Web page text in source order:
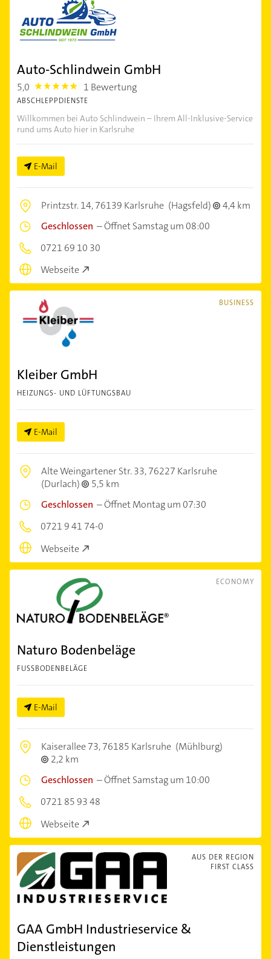
Auto-Schlindwein GmbH
5,0 5.0 1 Bewertung
ABSCHLEPPDIENSTE
Willkommen bei Auto Schlindwein – Ihrem All-Inklusive-Service
rund ums Auto hier in Karlsruhe
E-Mail
Printzstr. 14,76139 Karlsruhe (Hagsfeld)
4,4 km
Geschlossen –Öffnet Samstag um 08:00
0721 69 10 30
Webseite
BUSINESS
Kleiber GmbH
HEIZUNGS- UND LÜFTUNGSBAU
E-Mail
Alte Weingartener Str. 33,76227 Karlsruhe
(Durlach)
5,5 km
Geschlossen –Öffnet Montag um 07:30
0721 9 41 74-0
Webseite
ECONOMY
Naturo Bodenbeläge
FUSSBODENBELÄGE
E-Mail
Kaiserallee 73,76185 Karlsruhe (Mühlburg)
2,2 km
Geschlossen –Öffnet Samstag um 10:00
0721 85 93 48
Webseite
AUS DER REGION
FIRST CLASS
GAA GmbH Industrieservice &
Dienstleistungen